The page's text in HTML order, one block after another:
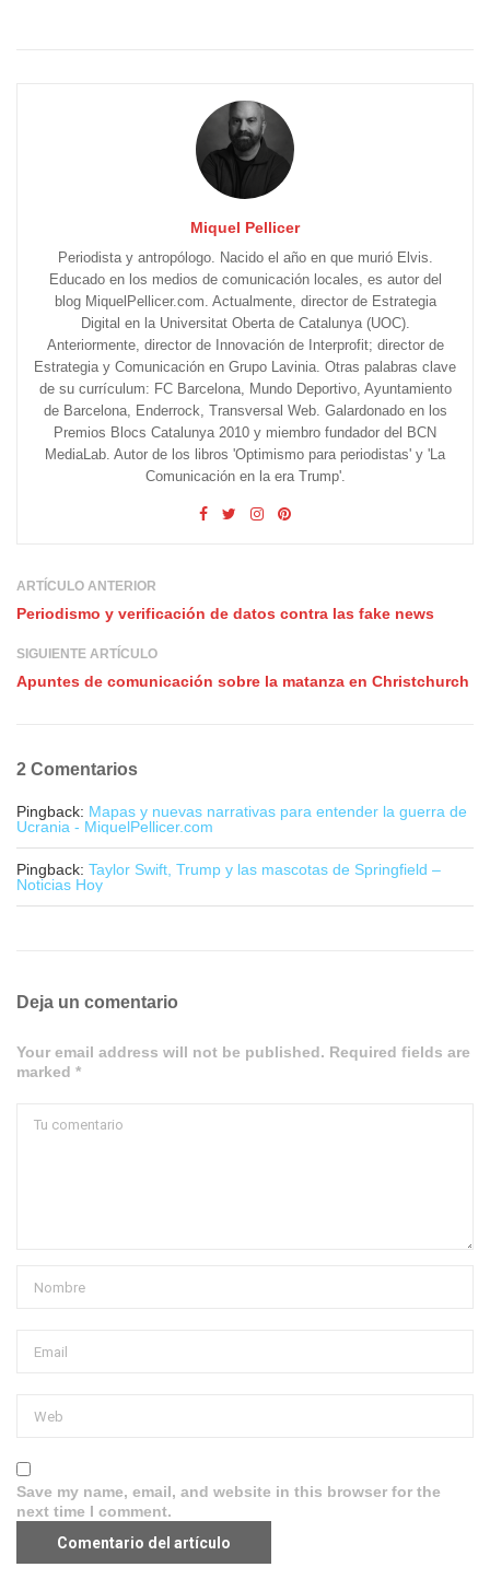
Miquel Pellicer
Periodista y antropólogo. Nacido el año en que murió Elvis.
Educado en los medios de comunicación locales, es autor del
blog MiquelPellicer.com. Actualmente, director de Estrategia
Digital en la Universitat Oberta de Catalunya (UOC).
Anteriormente, director de Innovación de Interprofit; director de
Estrategia y Comunicación en Grupo Lavinia. Otras palabras clave
de su currículum: FC Barcelona, Mundo Deportivo, Ayuntamiento
de Barcelona, Enderrock, Transversal Web. Galardonado en los
Premios Blocs Catalunya 2010 y miembro fundador del BCN
MediaLab. Autor de los libros 'Optimismo para periodistas' y 'La
Comunicación en la era Trump'.
ARTÍCULO ANTERIOR
Periodismo y verificación de datos contra las fake news
SIGUIENTE ARTÍCULO
Apuntes de comunicación sobre la matanza en Christchurch
2 Comentarios
Pingback: Mapas y nuevas narrativas para entender la guerra de
Ucrania - MiquelPellicer.com
Pingback: Taylor Swift, Trump y las mascotas de Springfield –
Noticias Hoy
Deja un comentario
Your email address will not be published. Required fields are
marked *
Save my name, email, and website in this browser for the
next time I comment.